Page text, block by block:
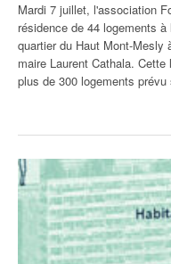
Mardi 7 juillet, l'association
résidence de 44 logements
quartier du Haut Mont-Mesly
maire Laurent Cathala.
plus de 300 logements